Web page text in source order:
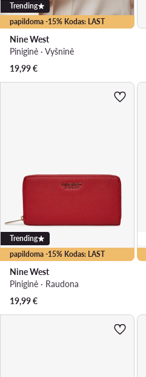
papildoma -15% Kodas: LAST
Trending
Nine West
Piniginė · Vyšninė
19,99€
papildoma -15% Kodas: LAST
Trending
Nine West
Piniginė · Raudona
19,99€